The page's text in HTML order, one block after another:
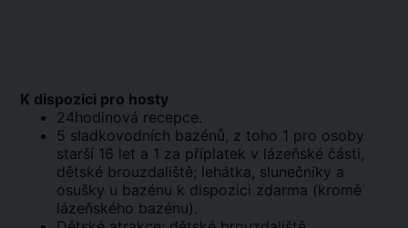
K dispozici pro hosty
24hodinová recepce.
5 sladkovodních bazénů, z toho 1 pro osoby
starší 16 let a 1 za příplatek v lázeňské části,
dětské brouzdaliště; lehátka, slunečníky a
osušky u bazénu k dispozici zdarma (kromě
lázeňského bazénu).